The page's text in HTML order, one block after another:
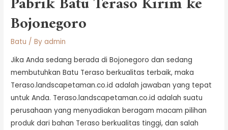
Bojonegoro
Batu / Byadmin
Jika Anda sedang berada di Bojonegoro dan sedang
membutuhkan Batu Teraso berkualitas terbaik, maka
Teraso.landscapetaman.co.id adalah jawaban yang tepat
untuk Anda. Teraso.landscapetaman.co.id adalah suatu
perusahaan yang menyadiakan beragam macam pilihan
produk dari bahan Teraso berkualitas tinggi, dan salah